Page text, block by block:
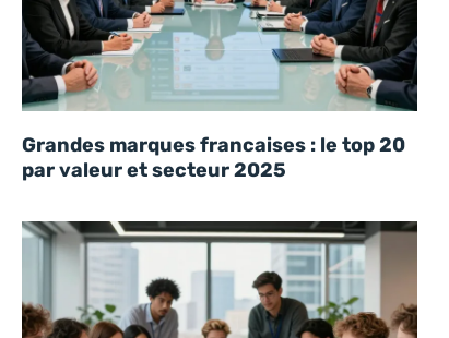
Grandes marques francaises : le top 20
par valeur et secteur 2025